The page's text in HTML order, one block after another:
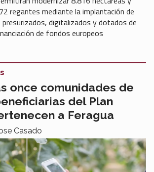
regantes mediante la implantación de
digitalizados y dotados de
de fondos europeos
once comunidades de
del Plan
a Feragua
Casado